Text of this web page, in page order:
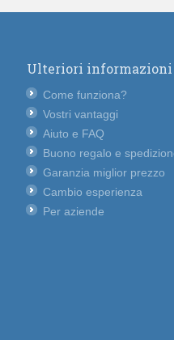
Ulteriori informazioni
Come funziona?
Vostri vantaggi
Aiuto e FAQ
Buono regalo e
Garanzia miglior prezzo
Cambio esperienza
Per aziende